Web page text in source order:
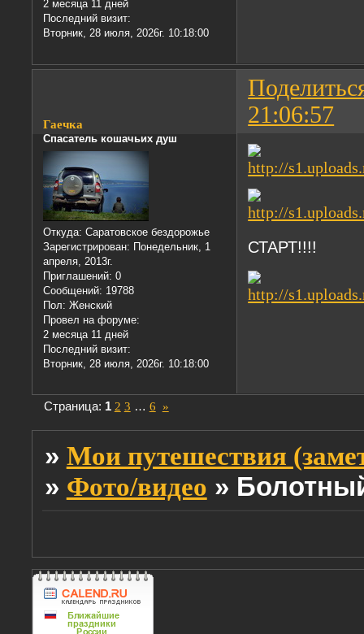
2 месяца 11 дней
Последний визит:
Вторник, 28 июля, 2026г. 10:18:00
21:06:57
Гаечка
Спасатель кошачьих душ
Откуда: Саратовское бездорожье
Зарегистрирован: Понедельник, 1
апреля, 2013г.
Приглашений: 0
Сообщений: 19788
Пол: Женский
Провел на форуме:
2 месяца 11 дней
Последний визит:
Вторник, 28 июля, 2026г. 10:18:00
СТАРТ!!!!
Страница: 1 2 3 … 6 »
» Мои путешествия
» Фото/видео »